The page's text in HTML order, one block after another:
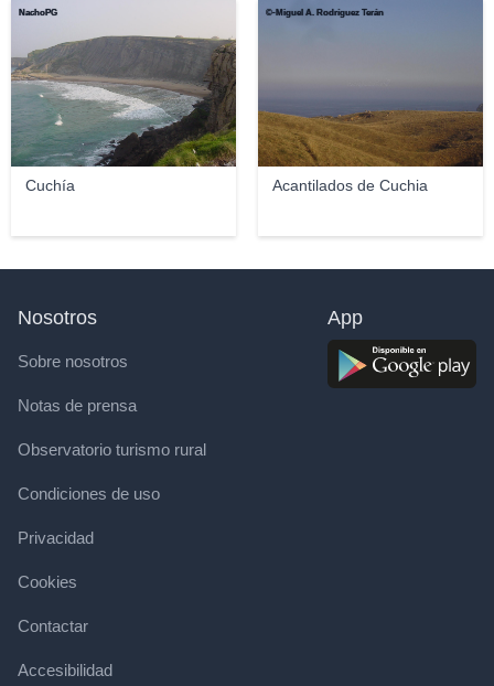
Cuchía
NachoPG
Acantilados de Cuchia
©-Miguel A. Rodríguez Terán
Nosotros
Sobre nosotros
Notas de prensa
Observatorio turismo rural
Condiciones de uso
Privacidad
Cookies
Contactar
Accesibilidad
App